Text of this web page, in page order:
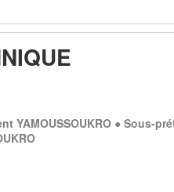
YAMOUSSOUKRO ● Sous-